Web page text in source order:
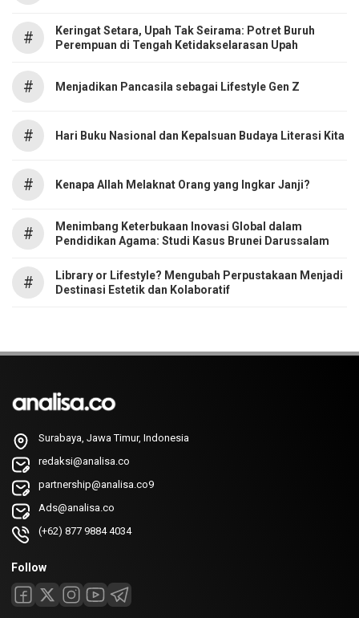
#
Keringat Setara, Upah Tak Seirama: Potret Buruh
Perempuan di Tengah Ketidakselarasan Upah
# Menjadikan Pancasila sebagai Lifestyle Gen Z
# Hari Buku Nasional dan Kepalsuan Budaya Literasi Kita
# Kenapa Allah Melaknat Orang yang Ingkar Janji?
#
Menimbang Keterbukaan Inovasi Global dalam
Pendidikan Agama: Studi Kasus Brunei Darussalam
#
Library or Lifestyle? Mengubah Perpustakaan Menjadi
Destinasi Estetik dan Kolaboratif
Surabaya, Jawa Timur, Indonesia
redaksi@analisa.co
partnership@analisa.co9
Ads@analisa.co
(+62) 877 9884 4034
Follow